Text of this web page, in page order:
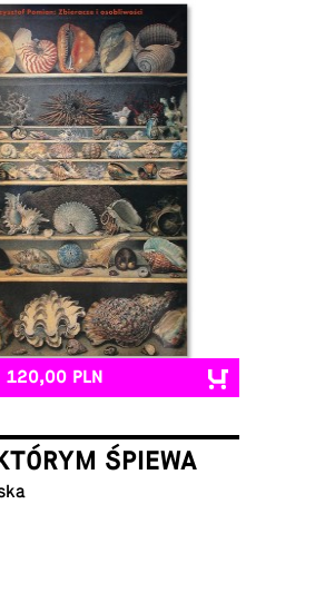
120,00 PLN
ŚPIEWA